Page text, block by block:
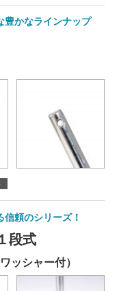
豊かなラインナップ
頼のシリーズ！
段式
ッシャー付）